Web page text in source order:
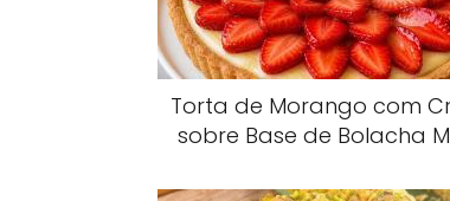
Torta de Morango com
sobre Base de Bolacha